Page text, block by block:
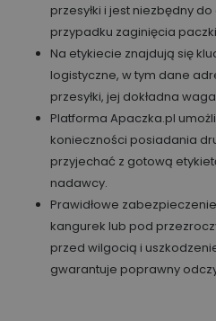
przesyłki i jest niezbędny
przypadku zaginięcia
Na etykiecie znajdują się
logistyczne, w tym dane
przesyłki, jej dokładna
Platforma Apaczka.pl
konieczności posiadania
przyjechać z gotową
nadawcy.
Prawidłowe
kangurek lub pod
przed wilgocią i
gwarantuje poprawny